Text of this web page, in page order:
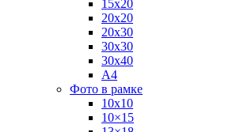
15х20
20х20
20х30
30х30
30х40
А4
Фото в рамке
10х10
10×15